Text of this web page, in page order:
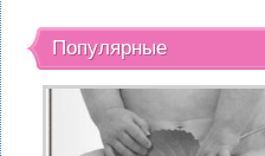
Популярные